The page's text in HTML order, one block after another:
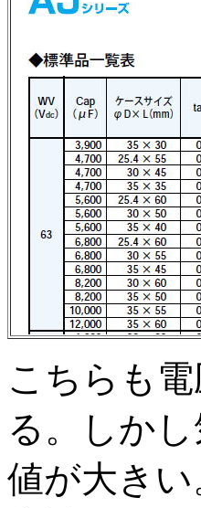
こちらも
る。しか
値が大きい